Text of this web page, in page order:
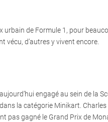
urbain de Formule 1, pour
vécu, d’autres y vivent encore.
engagé au sein de la
la catégorie Minikart.
pas gagné le Grand Prix de